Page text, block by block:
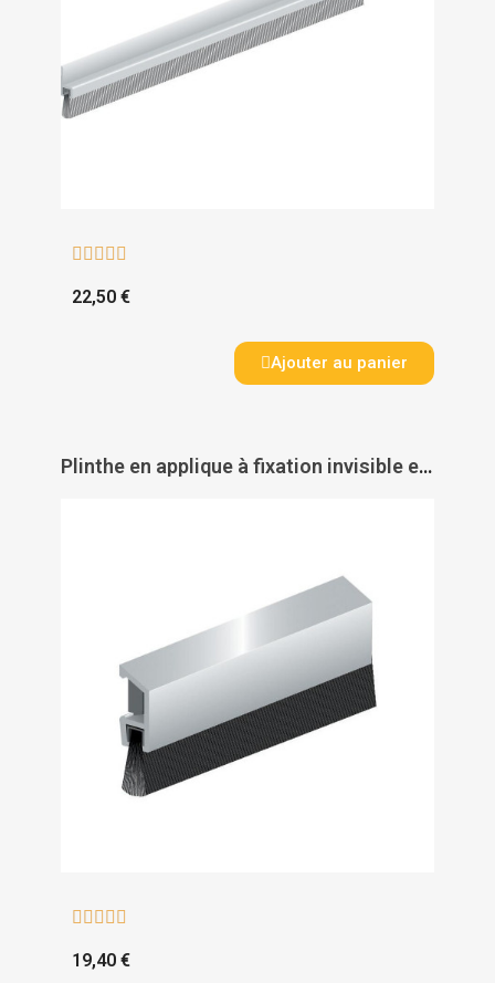
    
22,50 €
Ajouter au panier
Plinthe en applique à fixation invisible et brosse de bas de porte type IDS - B - ELLEN
    
19,40 €